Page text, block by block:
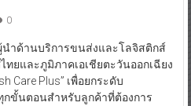
0
นำด้านบริการขนส่งและโลจิสติกส์
ทยและภูมิภาคเอเชียตะวันออกเฉียง
Care Plus” เพื่อยกระดับ
ขั้นตอนสำหรับลูกค้าที่ต้องการ